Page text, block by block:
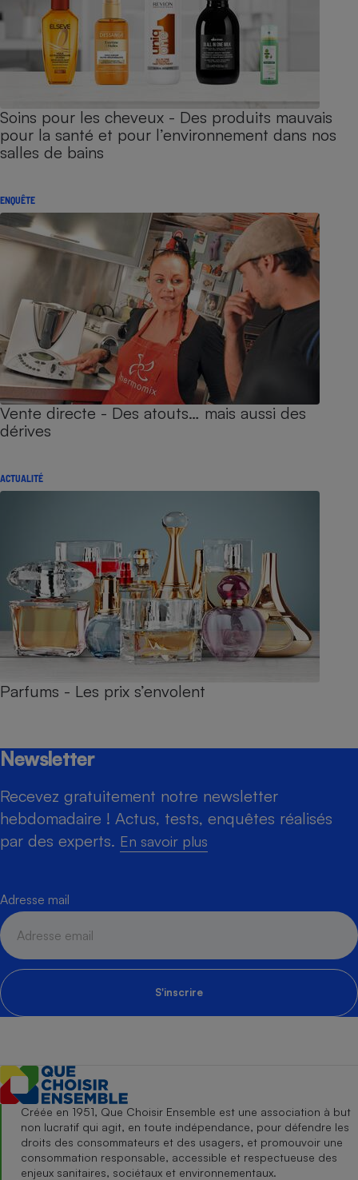
Soins pour les cheveux - Des produits mauvais
pour la santé et pour l’environnement dans nos
salles de bains
ENQUÊTE
Vente directe - Des atouts… mais aussi des
dérives
ACTUALITÉ
Parfums - Les prix s’envolent
Newsletter
Recevez gratuitement notre newsletter
hebdomadaire ! Actus, tests, enquêtes réalisés
par des experts. En savoir plus
Adresse mail
S'inscrire
Créée en 1951, Que Choisir Ensemble est une association à but
non lucratif qui agit, en toute indépendance, pour défendre les
droits des consommateurs et des usagers, et promouvoir une
consommation responsable, accessible et respectueuse des
enjeux sanitaires, sociétaux et environnementaux.